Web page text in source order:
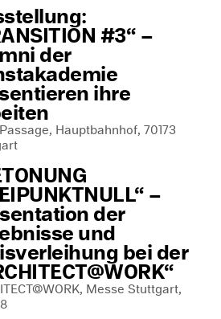
#3“ –
der
ihre
Hauptbahnhof, 70173
–
der
und
bei der
Messe Stuttgart,